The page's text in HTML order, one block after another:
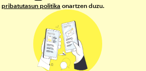
pribatutasun politika onartzen duzu.